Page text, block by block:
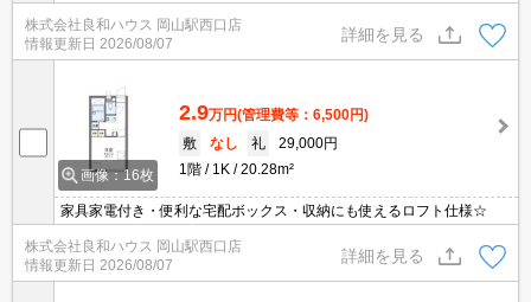
株式会社良和ハウス 岡山駅西口店
情報更新日 2026/08/07
詳細を見る
画像：16枚
2.9万円(管理費等：6,500円)
敷
なし 礼
29,000円
1階
1K 20.28m²
家具家電付き・便利な宅配ボックス・収納にも使えるロフト仕様☆
株式会社良和ハウス 岡山駅西口店
情報更新日 2026/08/07
詳細を見る